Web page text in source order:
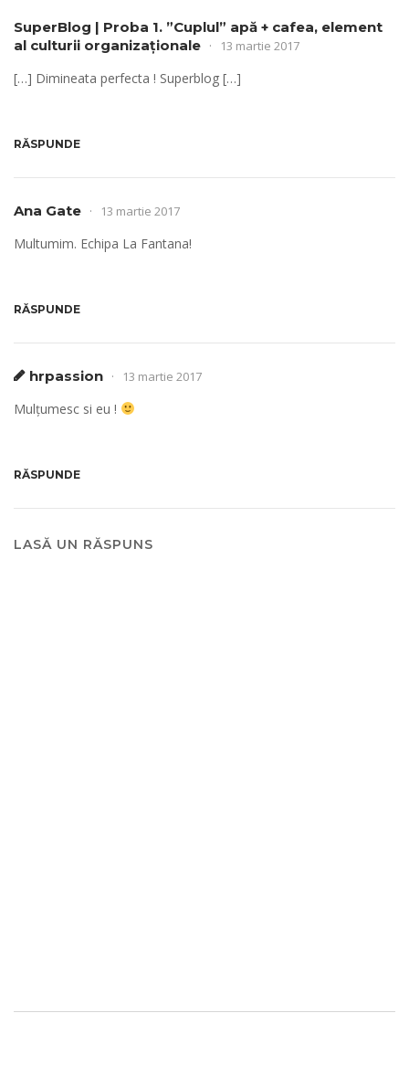
SuperBlog | Proba 1. ”Cuplul” apă + cafea, element
al culturii organizaționale
13 martie 2017
[…] Dimineata perfecta ! Superblog […]
RĂSPUNDE
Ana Gate 13 martie 2017
Multumim. Echipa La Fantana!
RĂSPUNDE
hrpassion 13 martie 2017
Mulțumesc si eu !
RĂSPUNDE
LASĂ UN RĂSPUNS